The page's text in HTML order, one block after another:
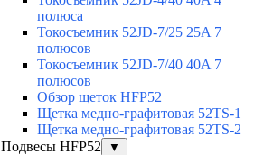
полюса
Токосъемник 52JD-7/25 25A 7
полюсов
Токосъемник 52JD-7/40 40A 7
полюсов
Обзор щеток HFP52
Щетка медно-графитовая 52TS-1
Щетка медно-графитовая 52TS-2
Подвесы HFP52
▼